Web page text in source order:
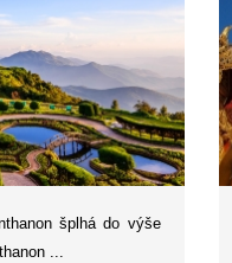
šplhá do výše
...